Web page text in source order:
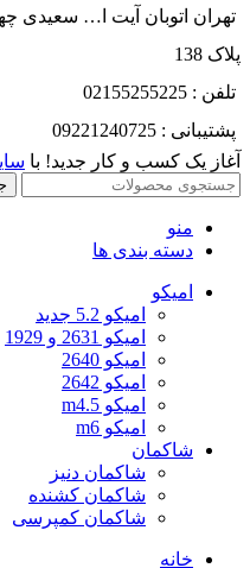
تهران اتوبان آیت ا… سعیدی
پلاک 138
تلفن : 02155255225
پشتیبانی : 09221240725
آغاز یک کسب و کار جدید! با
منو
دسته بندی ها
امیکو
امیکو 5.2 جدید
امیکو 2631 و 1929
امیکو 2640
امیکو 2642
امیکو m4.5
امیکو m6
شاکمان
شاکمان دنیز
شاکمان کشنده
شاکمان کمپرسی
خانه